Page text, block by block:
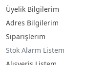
Üyelik Bilgilerim
Adres Bilgilerim
Siparişlerim
Stok Alarm Listem